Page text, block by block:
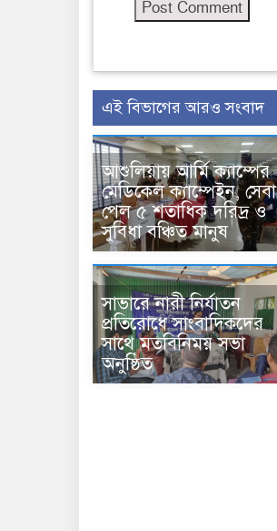
এই বিভাগের আরও সংবাদ
আশুলিয়ায় আর্মি ক্যাম্পের
মেডিকেল ক্যাম্পেইন, সেবা
পেল ৫ শতাধিক দরিদ্র ও
সুবিধা বঞ্চিত মানুষ
সাভারে নারী নির্যাতন
প্রতিরোধে সাংবাদিকদের
সাথে মতবিনিময় সভা
অনুষ্ঠিত